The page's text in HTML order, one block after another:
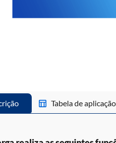
Tabela de aplicação